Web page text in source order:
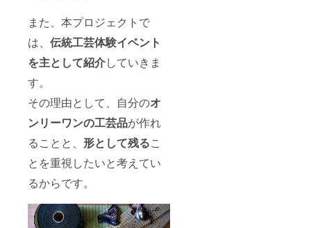
また、本プロジェクトで
は、 伝統工芸体験イベント
を主として紹介していきま
す。
その理由として、自分のオ
ンリーワンの工芸品が作れ
ることと、 形として残るこ
とを重視したいと考えてい
るからです。